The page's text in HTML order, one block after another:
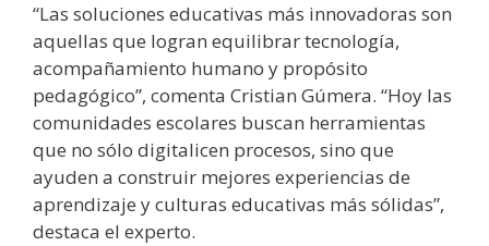
“Las soluciones educativas más innovadoras son
aquellas que logran equilibrar tecnología,
acompañamiento humano y propósito
pedagógico”, comenta Cristian Gúmera. “Hoy las
comunidades escolares buscan herramientas
que no sólo digitalicen procesos, sino que
ayuden a construir mejores experiencias de
aprendizaje y culturas educativas más sólidas”,
destaca el experto.